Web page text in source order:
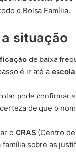
o Bolsa Família.
situação
de baixa
é ir até a escola
pode confirmar
de que o
o CRAS (Centro
família sobre as